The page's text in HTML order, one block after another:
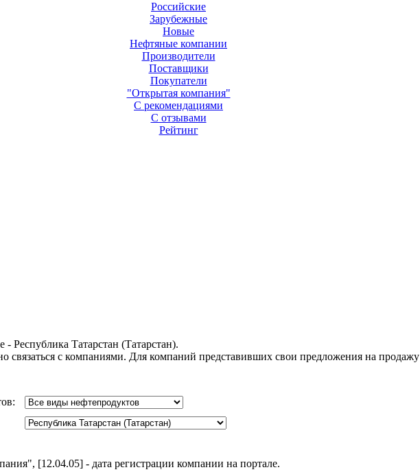
Российские
Зарубежные
Новые
Нефтяные компании
Производители
Поставщики
Покупатели
"Открытая компания"
С рекомендациями
С отзывами
Рейтинг
Республика Татарстан (Татарстан).
с компаниями. Для компаний представивших свои предложения на продажу
[12.04.05] - дата регистрации компании на портале.